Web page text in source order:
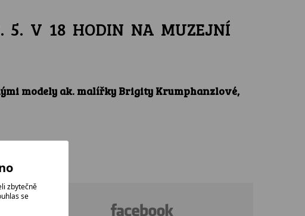
5. V 18 HODIN NA MUZEJNÍ
modely ak. malířky Brigity Krumphanzlové,
zbytečně
se